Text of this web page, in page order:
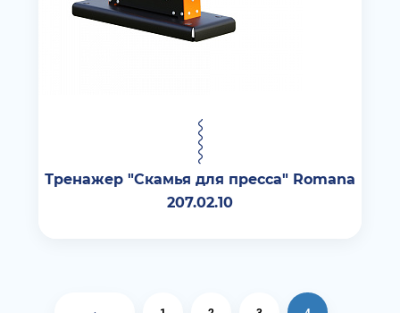
Тренажер "Скамья для пресса" Romana
207.02.10